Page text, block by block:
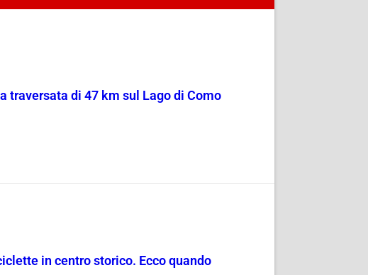
traversata di 47 km sul Lago di Como
in centro storico. Ecco quando